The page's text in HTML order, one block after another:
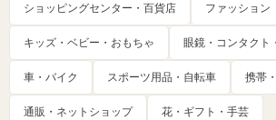
ショッピングセンター・百貨店 ファッション
キッズ・ベビー・おもちゃ 眼鏡・コンタクト
車・バイク スポーツ用品・自転車 携帯
通販・ネットショップ 花・ギフト・手芸